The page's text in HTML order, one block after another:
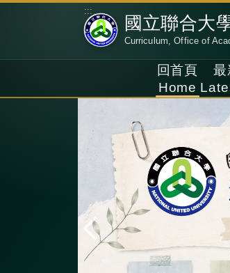
:::
國立聯合大
Curriculum, Office of
回首頁
Home
最